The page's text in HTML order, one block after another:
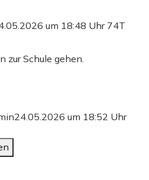
um 18:48 Uhr 74T
zur Schule gehen.
24.05.2026 um 18:52 Uhr